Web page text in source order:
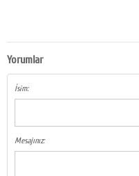
Yorumlar
İsim:
Mesajınız: